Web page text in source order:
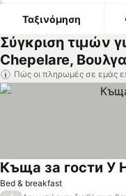
Ταξινόμηση
Σύγκριση τιμών
Chepelare,
Πώς οι πληρωμές σε εμάς
Bed & breakfast
Къща за гости У